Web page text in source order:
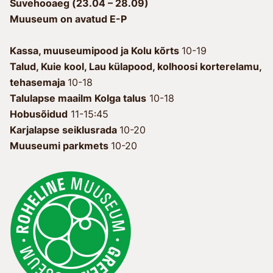
Suvehooaeg (23.04 – 28.09)
Muuseum on avatud E-P
Kassa, muuseumipood ja Kolu kõrts 10-19
Talud, Kuie kool, Lau külapood, kolhoosi korterelamu,
tehasemaja 10-18
Talulapse maailm Kolga talus 10-18
Hobusõidud 11-15:45
Karjalapse seiklusrada 10-20
Muuseumi parkmets 10-20